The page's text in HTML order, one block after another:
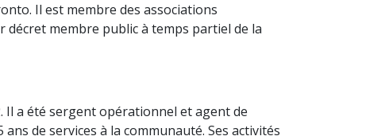
Il est membre des associations
décret membre public à temps partiel de la
Il a été sergent opérationnel et agent de
de services à la communauté. Ses activités